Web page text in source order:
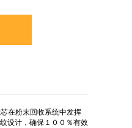
在粉末回收系统中发挥
设计，确保１００％有效